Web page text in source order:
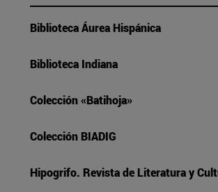
Biblioteca Áurea Hispánica
Biblioteca Indiana
Colección «Batihoja»
Colección BIADIG
Hipogrifo. Revista de Literatura y